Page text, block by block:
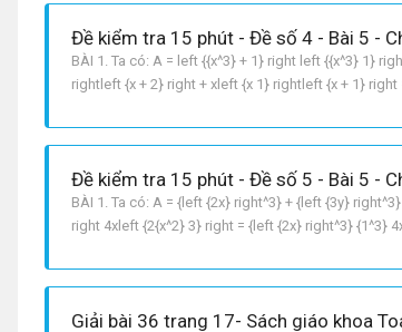
Đề kiểm tra 15 phút - Đề số 4 - Bài 5 -
BÀI 1. Ta có: A = left {{x^3} + 1} right left {{x^3} 1}
rightleft {x + 2} right + xleft {x 1} rightleft {x + 1}
Đề kiểm tra 15 phút - Đề số 5 - Bài 5 -
BÀI 1. Ta có: A = {left {2x} right^3} + {left {3y}
right 4xleft {2{x^2} 3} right = {left {2x} right^3} {1^3}
Giải bài 36 trang 17- Sách giáo khoa